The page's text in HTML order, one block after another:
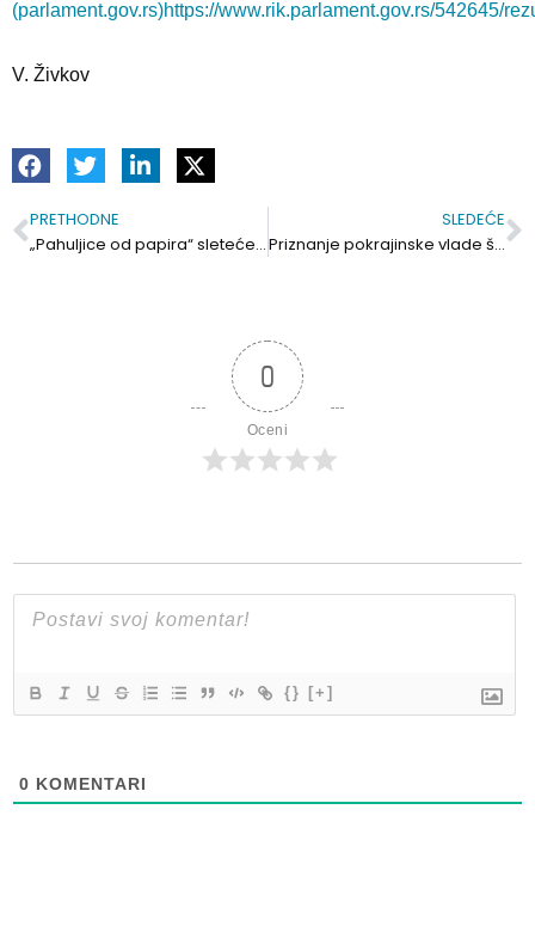
(parlament.gov.rs)https://www.rik.parlament.gov.rs/542645/
V. Živkov
Prev
PRETHODNE
„Pahuljice od papira“ sleteće u Deliblato 20. decembra
SLEDEĆE
Priznanje pokrajinske vlade školskom orkestru iz Mramorka i profesorki Violeti Pomar
0
Oceni
{} [+]
0 KOMENTARI